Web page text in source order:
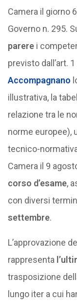
Camera il giorno
Governo n. 295.
parerei
previsto dall’art.
Accompagnano
illustrativa, la
relazione tra le
norme europee),
tecnico-
Camera il 9
corso d’esame,
con diversi
settembre.
L’approvazione
rappresenta
trasposizione
lungo iter a cui